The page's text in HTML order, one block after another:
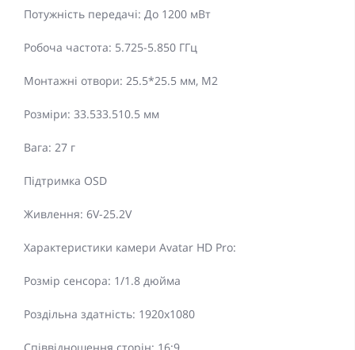
Потужність передачі: До 1200 мВт
Робоча частота: 5.725-5.850 ГГц
Монтажні отвори: 25.5*25.5 мм, M2
Розміри: 33.533.510.5 мм
Вага: 27 г
Підтримка OSD
Живлення: 6V-25.2V
Характеристики камери Avatar HD Pro:
Розмір сенсора: 1/1.8 дюйма
Роздільна здатність: 1920x1080